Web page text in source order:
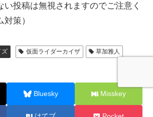
い投稿は無視されますのでご注意く
策）
ズ 仮面ライダーカイザ 草加雅人
Bluesky Misskey